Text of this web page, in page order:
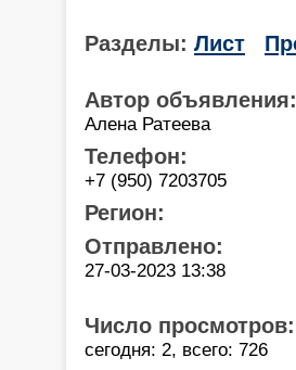
Разделы: Лист
Автор объявления:
Алена Ратеева
Телефон:
+7 (950) 7203705
Регион:
Отправлено:
27-03-2023 13:38
Число просмотров:
сегодня: 2, всего: 726